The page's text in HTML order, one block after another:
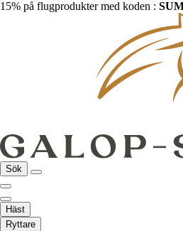
15% på flugprodukter med koden :
Sök
Häst
Ryttare